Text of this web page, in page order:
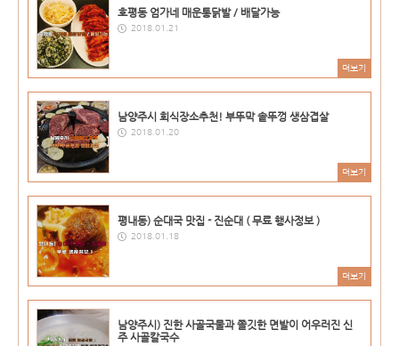
호평동 엄가네 매운통닭발 / 배달가능
2018.01.21
더보기
남양주시 회식장소추천! 부뚜막 솥뚜껑 생삼겹살
2018.01.20
더보기
평내동) 순대국 맛집 - 진순대 ( 무료 행사정보 )
2018.01.18
더보기
남양주시) 진한 사골국물과 쫄깃한 면발이 어우러진 신
주 사골칼국수